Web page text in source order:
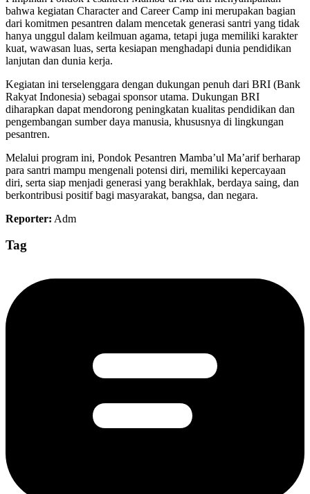
bahwa kegiatan Character and Career Camp ini merupakan bagian
dari komitmen pesantren dalam mencetak generasi santri yang tidak
hanya unggul dalam keilmuan agama, tetapi juga memiliki karakter
kuat, wawasan luas, serta kesiapan menghadapi dunia pendidikan
lanjutan dan dunia kerja.
Kegiatan ini terselenggara dengan dukungan penuh dari BRI (Bank
Rakyat Indonesia) sebagai sponsor utama. Dukungan BRI
diharapkan dapat mendorong peningkatan kualitas pendidikan dan
pengembangan sumber daya manusia, khususnya di lingkungan
pesantren.
Melalui program ini, Pondok Pesantren Mamba’ul Ma’arif berharap
para santri mampu mengenali potensi diri, memiliki kepercayaan
diri, serta siap menjadi generasi yang berakhlak, berdaya saing, dan
berkontribusi positif bagi masyarakat, bangsa, dan negara.
Reporter: Adm
Tag